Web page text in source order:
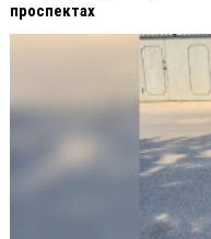
проспектах